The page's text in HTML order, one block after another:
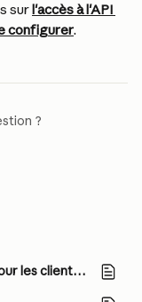
sur l'accès à l'API
configurer.
?
Accords d'associé commercial (BAA) pour les clients commerciaux